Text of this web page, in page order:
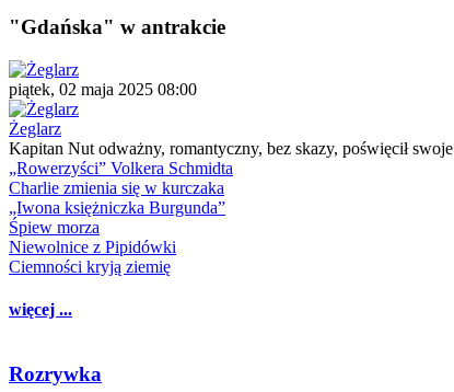
"Gdańska" w antrakcie
piątek, 02 maja 2025 08:00
Żeglarz
Kapitan Nut odważny, romantyczny, bez skazy, poświęcił swoje
„Rowerzyści” Volkera Schmidta
Charlie zmienia się w kurczaka
„Iwona księżniczka Burgunda”
Śpiew morza
Niewolnice z Pipidówki
Ciemności kryją ziemię
więcej ...
Rozrywka